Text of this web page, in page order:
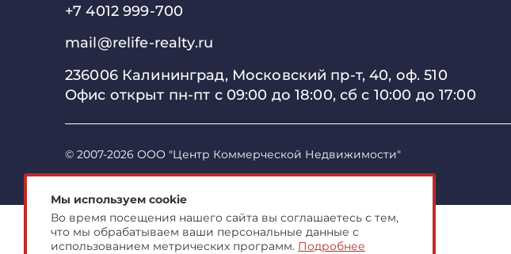
+7 4012 999-700
mail@relife-realty.ru
236006 Калининград, Московский пр-т, 40, оф. 510
Офис открыт пн-пт с 09:00 до18:00, сб с 10:00 до 17:00
© 2007-2026 ООО "Центр Коммерческой Недвижимости"
Мы используем cookie
Во время посещения нашего сайта вы соглашаетесь с тем,
что мы обрабатываем ваши персональные данные с
использованием метрических программ. Подробнее